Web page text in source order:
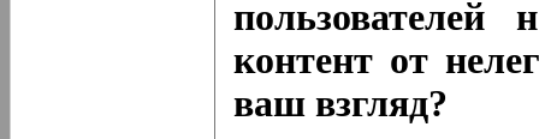
пользователей
контент от
ваш взгляд?